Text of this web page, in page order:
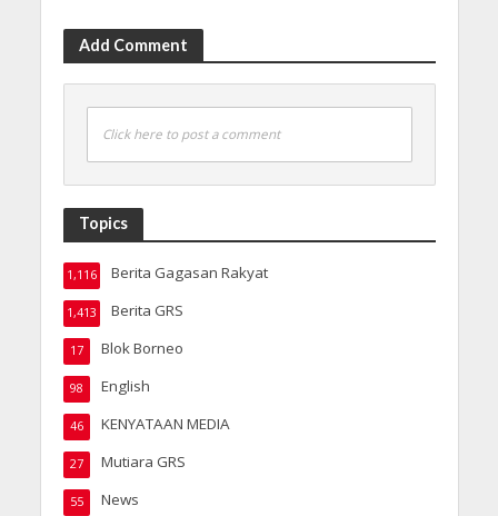
Add Comment
Click here to post a comment
Topics
Berita Gagasan Rakyat
1,116
Berita GRS
1,413
Blok Borneo
17
English
98
KENYATAAN MEDIA
46
Mutiara GRS
27
News
55